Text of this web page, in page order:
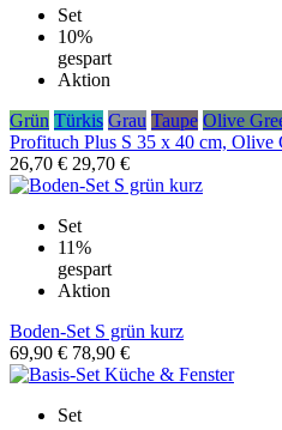
Set
10%
gespart
Aktion
Grün Türkis Grau Taupe Olive
Profituch Plus S 35 x 40 cm, Olive
26,70 € 29,70 €
Set
11%
gespart
Aktion
Boden-Set S grün kurz
69,90 € 78,90 €
Set